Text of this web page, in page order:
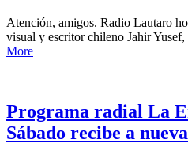
Atención, amigos. Radio Lautaro
visual y escritor chileno Jahir Yusef,
More
Programa radial La
Sábado recibe a